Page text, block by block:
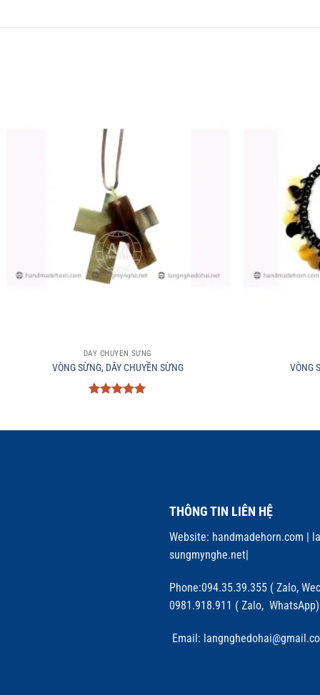
DÂY CHUYỀN SỪNG
VÒNG SỪNG, DÂY CHUYỀN SỪNG
sao
VÒNG
THÔNG TIN LIÊN HỆ
Website: handmadehorn.com |
sungmynghe.net|
Phone:094.35.39.355 ( Zalo,
0981.918.911 ( Zalo, WhatsApp)
Email: